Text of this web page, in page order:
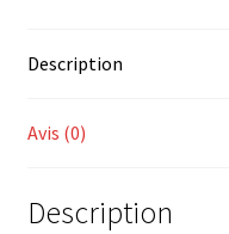
Sainte
Description
Avis (0)
Description